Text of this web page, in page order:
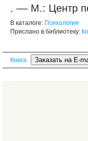
. –– М.: Центр
В каталоге: Психология
Прислано в библиотеку:
Книга